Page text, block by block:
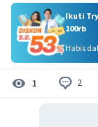
Ikuti
100rb
Habis
1 2